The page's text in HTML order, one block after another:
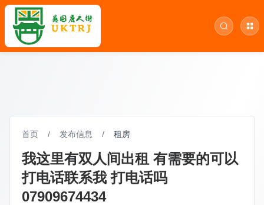
首页 / 发布信息 / 租房
我这里有双人间出租 有需要的可以
打电话联系我 打电话吗
07909674434